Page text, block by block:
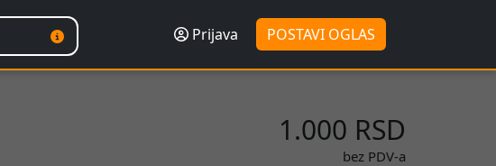
Prijava POSTAVI OGLAS
1.000 RSD
bez PDV-a